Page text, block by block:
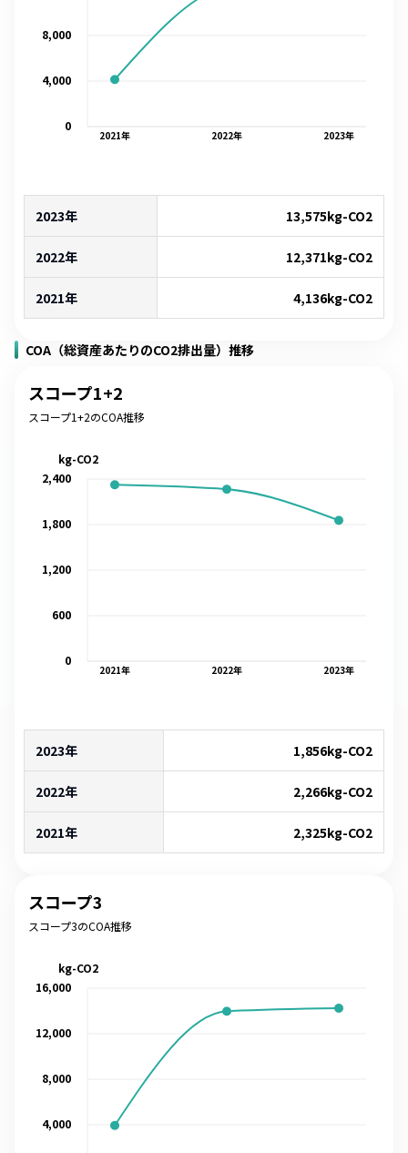
2021年 2022年 2023年
0
4,000
8,000
2023年 13,575kg-CO2
2022年 12,371kg-CO2
2021年 4,136kg-CO2
COA（総資産あたりのCO2排出量）推移
スコープ1+2
スコープ1+2のCOA推移
2021年 2022年 2023年
0
600
1,200
1,800
2,400
kg-CO2
2023年 1,856kg-CO2
2022年 2,266kg-CO2
2021年 2,325kg-CO2
スコープ3
スコープ3のCOA推移
4,000
8,000
12,000
16,000
kg-CO2